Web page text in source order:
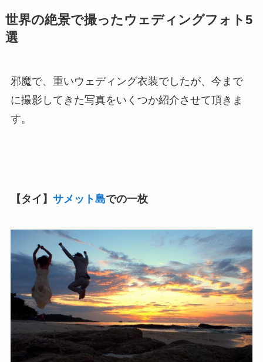
世界の絶景で撮ったウェディングフォト5
選​
邪魔で、重いウェディング衣装でしたが、今まで
に撮影してきた写真をいくつか紹介させて頂きま
す。
【タイ】 サメット島での一枚